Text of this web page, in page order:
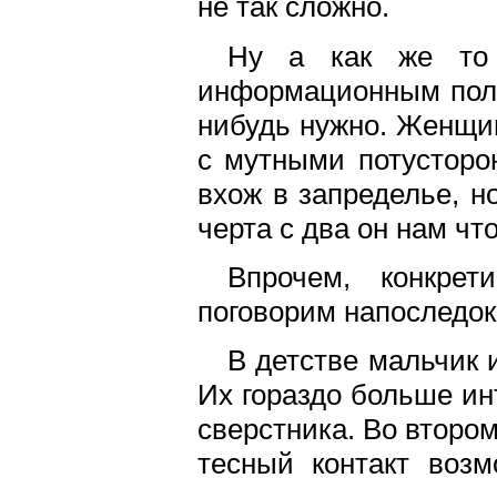
не так сложно.
Ну а как же то
информационным
нибудь нужно.
с мутными
вхож в запределье,
черта с два он нам
Впрочем,
поговорим
В детстве мальчик
Их гораздо больше
сверстника. Во
тесный контакт